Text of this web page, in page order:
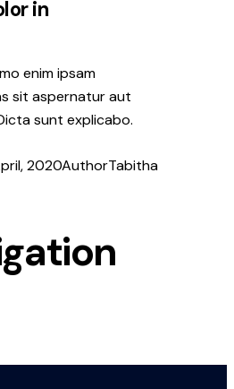
in
enim ipsam
sit aspernatur aut
sunt explicabo.
2020AuthorTabitha